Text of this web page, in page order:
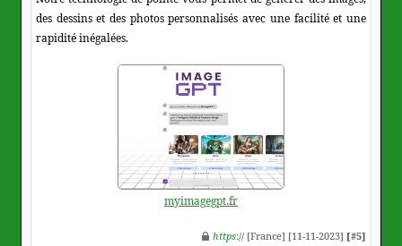
des dessins et des photos personnalisés avec une facilité et une
rapidité inégalées.
myimagegpt.fr
https:// [France] [11-11-2023] [#5]